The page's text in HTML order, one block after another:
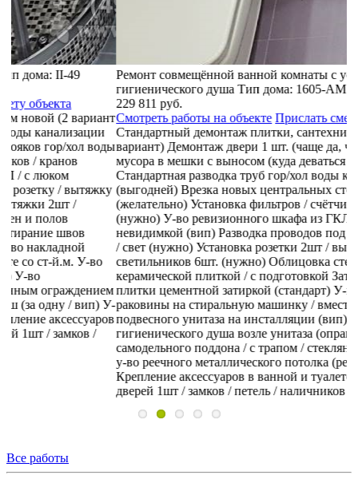
Ремонт совмещённой ванной комнаты с установкой
гигиенического душа Тип дома:1605-АМ Стоимость работ:
229 811 руб.
Смотреть работы на объекте Прислать смету объекта
Стандартный демонтаж плитки, сантехники, труб (1
вариант) Демонтаж двери 1 шт. (чаще да, чем нет) Упаковка
мусора в мешки с выносом (куда деваться - надо)
Стандартная разводка труб гор/хол воды канализации
(выгодней) Врезка новых центральных стояков гор/хол воды
(желательно)
Установка фильтров / счётчиков / кранов
(нужно) У-во ревизионного шкафа из ГКЛ / с люком
невидимкой (вип)
Разводка проводов под розетку / вытяжку
/ свет (нужно)
Установка розетки 2шт / вытяжки 2шт /
светильников 6шт. (нужно) Облицовка стен и полов
керамической плиткой / с подготовкой Затирание швов
плитки цементной затиркой (стандарт) У-во накладной
раковины на стиральную машинку / вместе со ст-й.м. У-во
подвесного унитаза на инсталляции (вип) У-во
гигиенического душа возле унитаза (оправдывает себя) У-во
самодельного поддона / с трапом / стеклянным ограждением
у-во реечного металлического потолка (редко 20%)
Крепление аксессуаров в ванной и туалете (всегда) Монтаж
дверей 1шт / замков / петель / наличников / доборов
Все работы